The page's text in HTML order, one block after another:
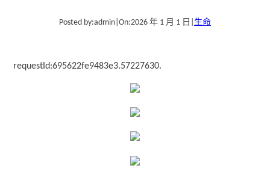
Posted by:admin On:2026 年 1 月 1 日 生命
requestId:695622fe9483e3.57227630.